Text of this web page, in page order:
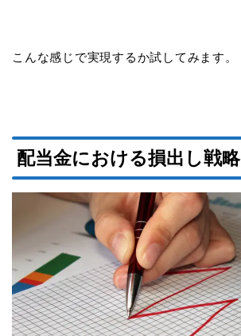
こんな感じで実現するか試してみます。
配当金における損出し戦略